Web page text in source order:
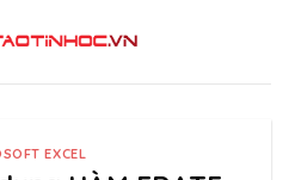
EXCEL